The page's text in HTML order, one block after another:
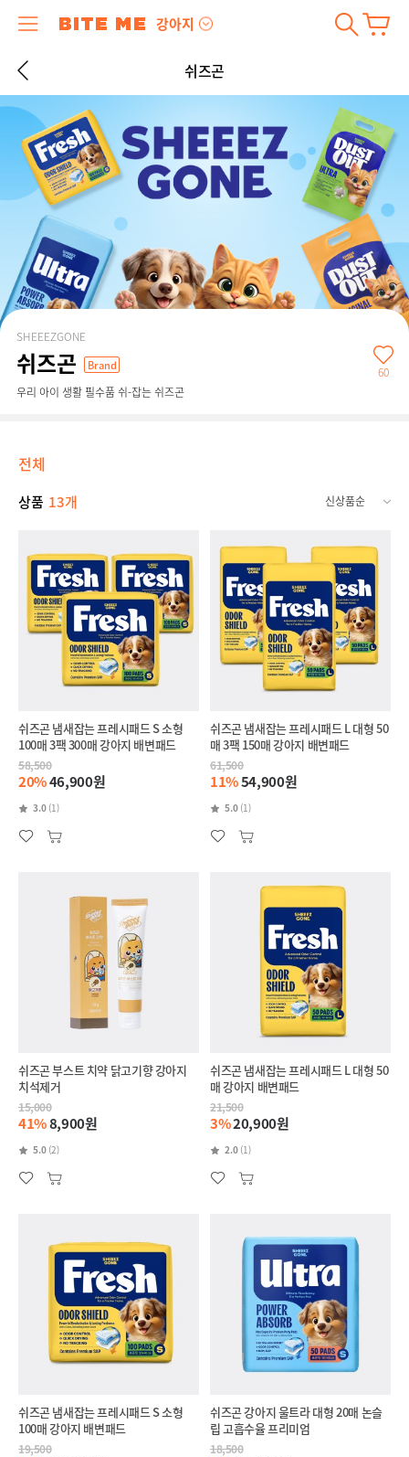
강아지
쉬즈곤
SHEEEZGONE
쉬즈곤 Brand
60
우리 아이 생활 필수품 쉬-잡는 쉬즈곤
전체
상품 13개
쉬즈곤 냄새잡는 프레시패드 S 소형
100매 3팩 300매 강아지 배변패드
58,500
20%46,900원
3.0 (1)
쉬즈곤 냄새잡는 프레시패드 L 대형 50
매 3팩 150매 강아지 배변패드
61,500
11%54,900원
5.0 (1)
쉬즈곤 부스트 치약 닭고기향 강아지
치석제거
15,000
41%8,900원
5.0 (2)
쉬즈곤 냄새잡는 프레시패드 L 대형 50
매 강아지 배변패드
21,500
3%20,900원
2.0 (1)
쉬즈곤 냄새잡는 프레시패드 S 소형
100매 강아지 배변패드
19,500
쉬즈곤 강아지 울트라 대형 20매 논슬
립 고흡수율 프리미엄
18,500